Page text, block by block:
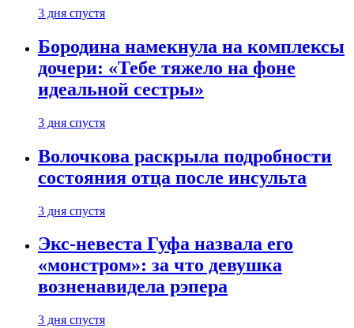
3 дня спустя
Бородина намекнула на комплексы
дочери: «Тебе тяжело на фоне
идеальной сестры»
3 дня спустя
Волочкова раскрыла подробности
состояния отца после инсульта
3 дня спустя
Экс-невеста Гуфа назвала его
«монстром»: за что девушка
возненавидела рэпера
3 дня спустя